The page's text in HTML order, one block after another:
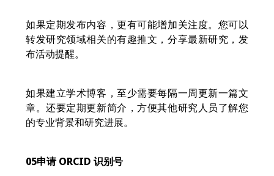
如果定期发布内容，更有可能增加关注度。您可以
转发研究领域相关的有趣推文，分享最新研究，发
布活动提醒。
如果建立学术博客，至少需要每隔一周更新一篇文
章。还要定期更新简介，方便其他研究人员了解您
的专业背景和研究进展。
05申请 ORCID 识别号